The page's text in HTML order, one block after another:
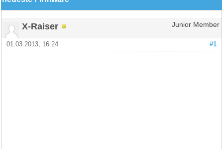
X-Raiser Junior Member
#1
01.03.2013, 16:24